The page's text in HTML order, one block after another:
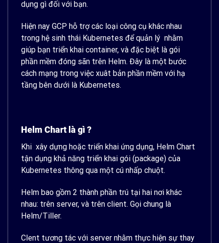
dụng gì đối với bạn.
Hiện nay GCP hỗ trợ các loại công cụ khác nhau
trong hệ sinh thái Kubernetes để quản lý nhằm
giúp bạn triển khai container, và đặc biệt là gói
phần mềm đóng sãn trên Helm. Đây là một bước
cách mạng trong việc xuât bản phần mềm với hạ
tầng bên dưới là Kubernetes.
Helm Chart là gì ?
Khi xây dựng hoặc triển khai ứng dụng, Helm Chart
tận dụng khả năng triển khai gói (package) của
Kubernetes thông qua một cú nhấp chuột.
Helm bao gồm 2 thành phần trú tại hai nơi khác
nhau: trên server, và trên client. Gọi chung là
Helm/Tiller.
Clent tương tác với server nhằm thực hiện sự thay